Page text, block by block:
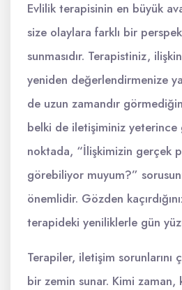
Evlilik terapisinin en büyük
size olaylara farklı bir
sunmasıdır. Terapistiniz,
yeniden değerlendirmenize
de uzun zamandır
belki de iletişiminiz yeterince
noktada, “İlişkimizin gerçek
görebiliyor muyum?”
önemlidir. Gözden
terapideki yeniliklerle gün
Terapiler, iletişim sorunlarını
bir zemin sunar. Kimi zaman,